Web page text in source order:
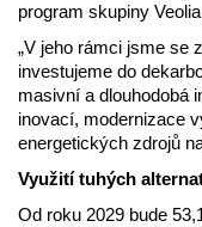
program skupiny
„V jeho rámci jsme se
investujeme do
masivní a dlouhodobá
inovací, modernizace
energetických zdrojů
Využití tuhých
Od roku 2029 bude